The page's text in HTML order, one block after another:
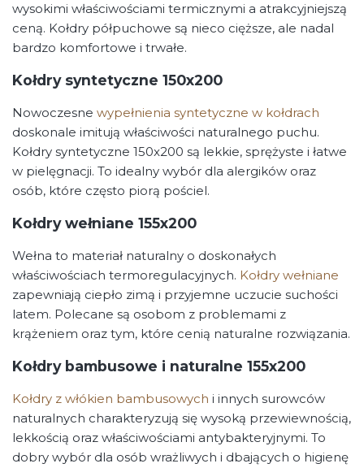
wysokimi właściwościami termicznymi a atrakcyjniejszą
ceną. Kołdry półpuchowe są nieco cięższe, ale nadal
bardzo komfortowe i trwałe.
Kołdry syntetyczne 150x200
Nowoczesne wypełnienia syntetyczne w kołdrach
doskonale imitują właściwości naturalnego puchu.
Kołdry syntetyczne 150x200 są lekkie, sprężyste i łatwe
w pielęgnacji. To idealny wybór dla alergików oraz
osób, które często piorą pościel.
Kołdry wełniane 155x200
Wełna to materiał naturalny o doskonałych
właściwościach termoregulacyjnych. Kołdry wełniane
zapewniają ciepło zimą i przyjemne uczucie suchości
latem. Polecane są osobom z problemami z
krążeniem oraz tym, które cenią naturalne rozwiązania.
Kołdry bambusowe i naturalne 155x200
Kołdry z włókien bambusowych i innych surowców
naturalnych charakteryzują się wysoką przewiewnością,
lekkością oraz właściwościami antybakteryjnymi. To
dobry wybór dla osób wrażliwych i dbających o higienę